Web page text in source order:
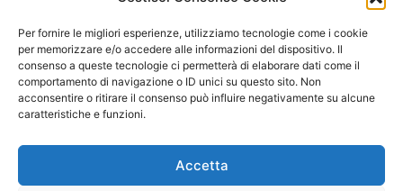
Per fornire le migliori esperienze, utilizziamo tecnologie come i cookie
per memorizzare e/o accedere alle informazioni del dispositivo. Il
consenso a queste tecnologie ci permetterà di elaborare dati come il
comportamento di navigazione o ID unici su questo sito. Non
acconsentire o ritirare il consenso può influire negativamente su alcune
caratteristiche e funzioni.
Accetta
Buozzi 12, 39100 Bolzano – P.IVA/CF 02757850215
L
i
n
k
e
F
a
c
e
I
n
s
t
a
T
i
k
t
P
i
n
t
n. 71.06.2024.00548 Provvedimento concessivo: decreto del
12.11.2024, n. 18632/2024